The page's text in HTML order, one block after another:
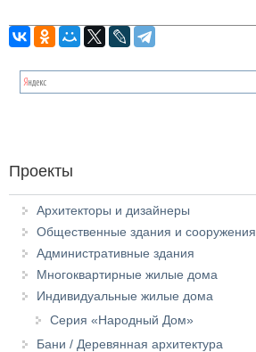
Проекты
Архитекторы и дизайнеры
Общественные здания и сооружения
Административные здания
Многоквартирные жилые дома
Индивидуальные жилые дома
Серия «Народный Дом»
Бани / Деревянная архитектура